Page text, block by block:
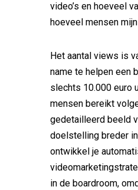
video’s en hoeveel
hoeveel mensen
Het aantal views is
name te helpen een
slechts 10.000 euro
mensen bereikt
gedetailleerd beeld
doelstelling breder
ontwikkel je
in de boardroom,